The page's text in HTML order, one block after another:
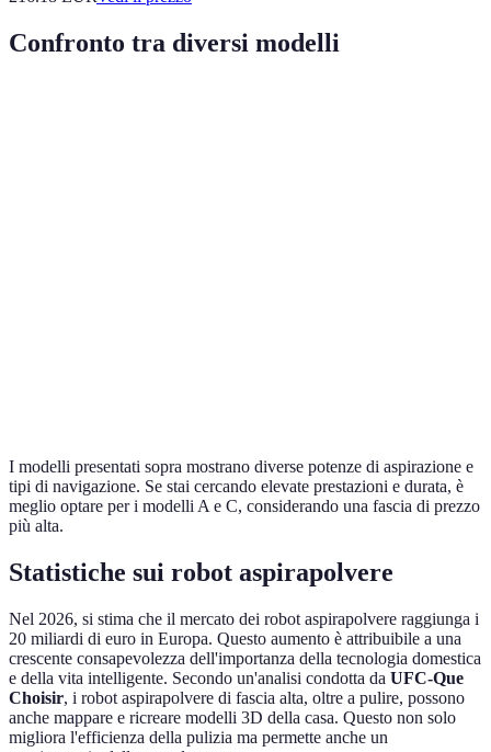
Confronto tra diversi modelli
I modelli presentati sopra mostrano diverse potenze di aspirazione e
tipi di navigazione. Se stai cercando elevate prestazioni e durata, è
meglio optare per i modelli A e C, considerando una fascia di prezzo
più alta.
Statistiche sui robot aspirapolvere
Nel 2026, si stima che il mercato dei robot aspirapolvere raggiunga i
20 miliardi di euro in Europa. Questo aumento è attribuibile a una
crescente consapevolezza dell'importanza della tecnologia domestica
e della vita intelligente. Secondo un'analisi condotta da UFC-Que
Choisir, i robot aspirapolvere di fascia alta, oltre a pulire, possono
anche mappare e ricreare modelli 3D della casa. Questo non solo
migliora l'efficienza della pulizia ma permette anche un